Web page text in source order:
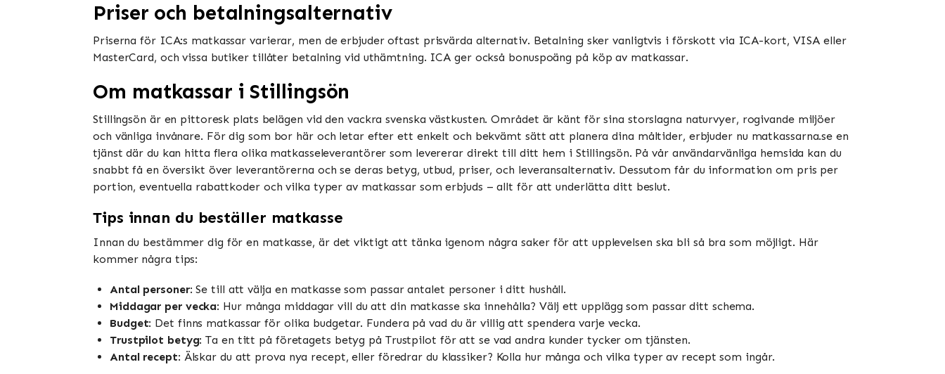
Priser och betalningsalternativ
Priserna för ICA:s matkassar varierar, men de erbjuder oftast prisvärda alternativ. Betalning sker vanligtvis i förskott via ICA-kort, VISA eller
MasterCard, och vissa butiker tillåter betalning vid uthämtning. ICA ger också bonuspoäng på köp av matkassar​​.
Om matkassar i Stillingsön
Stillingsön är en pittoresk plats belägen vid den vackra svenska västkusten. Området är känt för sina storslagna naturvyer, rogivande miljöer
och vänliga invånare. För dig som bor här och letar efter ett enkelt och bekvämt sätt att planera dina måltider, erbjuder nu matkassarna.se en
tjänst där du kan hitta flera olika matkasseleverantörer som levererar direkt till ditt hem i Stillingsön. På vår användarvänliga hemsida kan du
snabbt få en översikt över leverantörerna och se deras betyg, utbud, priser, och leveransalternativ. Dessutom får du information om pris per
portion, eventuella rabattkoder och vilka typer av matkassar som erbjuds – allt för att underlätta ditt beslut.
Tips innan du beställer matkasse
Innan du bestämmer dig för en matkasse, är det viktigt att tänka igenom några saker för att upplevelsen ska bli så bra som möjligt. Här
kommer några tips:
Antal personer: Se till att välja en matkasse som passar antalet personer i ditt hushåll.
Middagar per vecka: Hur många middagar vill du att din matkasse ska innehålla? Välj ett upplägg som passar ditt schema.
Budget: Det finns matkassar för olika budgetar. Fundera på vad du är villig att spendera varje vecka.
Trustpilot betyg: Ta en titt på företagets betyg på Trustpilot för att se vad andra kunder tycker om tjänsten.
Antal recept: Älskar du att prova nya recept, eller föredrar du klassiker? Kolla hur många och vilka typer av recept som ingår.